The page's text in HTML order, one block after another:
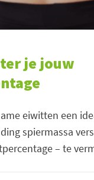
je jouw
eiwitten een
spiermassa
– te